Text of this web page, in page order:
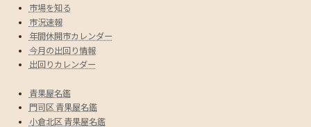
市場を知る
市況速報
年間休開市カレンダー
今月の出回り情報
出回りカレンダー
青果屋名鑑
門司区 青果屋名鑑
小倉北区 青果屋名鑑